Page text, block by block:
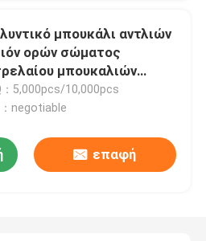
μπουκάλι αντλιών
ορών σώματος
μπουκαλιών
30ml 60ml
：5,000pcs/10,000pcs
negotiable
επαφή
Dropper πολυτέλειας ώμων 30ml ραπίσματος αργίλιο ΚΑΠ μπουκαλιών ουσίας γυαλιού μπουκαλιών